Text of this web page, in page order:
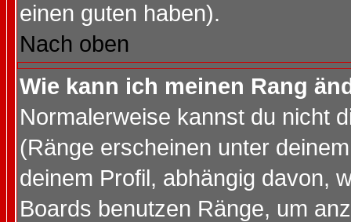
einen guten haben).
Nach oben
Wie kann ich meinen Rang
Normalerweise kannst du nicht
(Ränge erscheinen unter
deinem Profil, abhängig davon,
Boards benutzen Ränge, um